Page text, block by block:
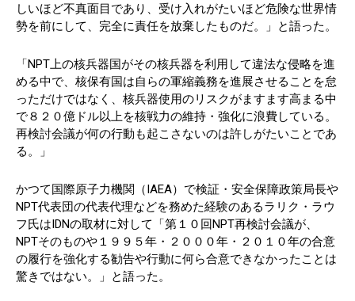
しいほど不真面目であり、受け入れがたいほど危険な世界情
勢を前にして、完全に責任を放棄したものだ。」と語った。
「NPT上の核兵器国がその核兵器を利用して違法な侵略を進
める中で、核保有国は自らの軍縮義務を進展させることを怠
っただけではなく、核兵器使用のリスクがますます高まる中
で８２０億ドル以上を核戦力の維持・強化に浪費している。
再検討会議が何の行動も起こさないのは許しがたいことであ
る。」
かつて国際原子力機関（IAEA）で検証・安全保障政策局長や
NPT代表団の代表代理などを務めた経験のあるラリク・ラウ
フ氏はIDNの取材に対して「第１０回NPT再検討会議が、
NPTそのものや１９９５年・２０００年・２０１０年の合意
の履行を強化する勧告や行動に何ら合意できなかったことは
驚きではない。」と語った。